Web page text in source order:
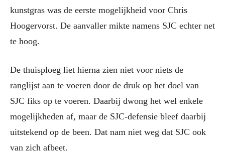
kunstgras was de eerste mogelijkheid voor Chris
Hoogervorst. De aanvaller mikte namens SJC echter net
te hoog.
De thuisploeg liet hierna zien niet voor niets de
ranglijst aan te voeren door de druk op het doel van
SJC fiks op te voeren. Daarbij dwong het wel enkele
mogelijkheden af, maar de SJC-defensie bleef daarbij
uitstekend op de been. Dat nam niet weg dat SJC ook
van zich afbeet.